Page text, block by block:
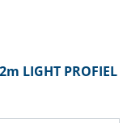
LIGHT PROFIEL